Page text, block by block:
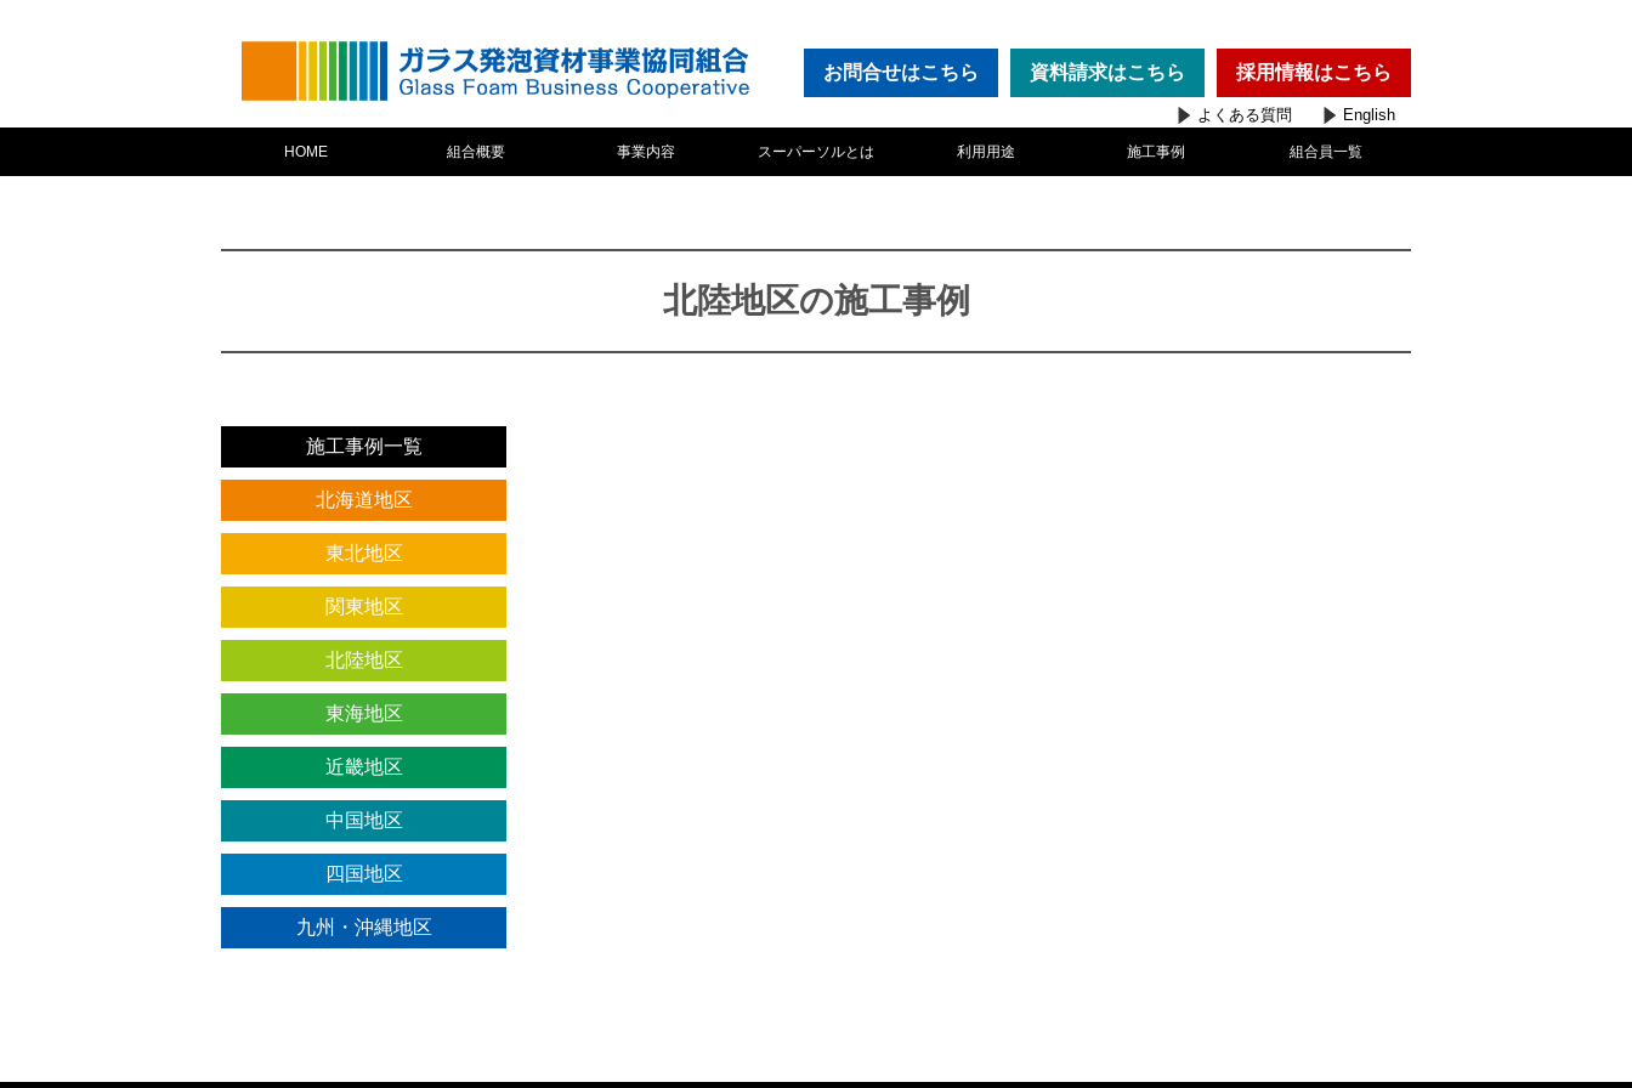
お問合せはこちら 資料請求はこちら 採用情報はこちら
よくある質問 English
HOME 組合概要 事業内容 スーパーソルとは 利用用途 施工事例 組合員一覧
北陸地区の施工事例
施工事例一覧
北海道地区
東北地区
関東地区
北陸地区
東海地区
近畿地区
中国地区
四国地区
九州・沖縄地区